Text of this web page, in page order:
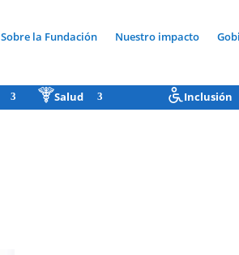
Sobre la Fundación Nuestro impacto
Salud Inclusión